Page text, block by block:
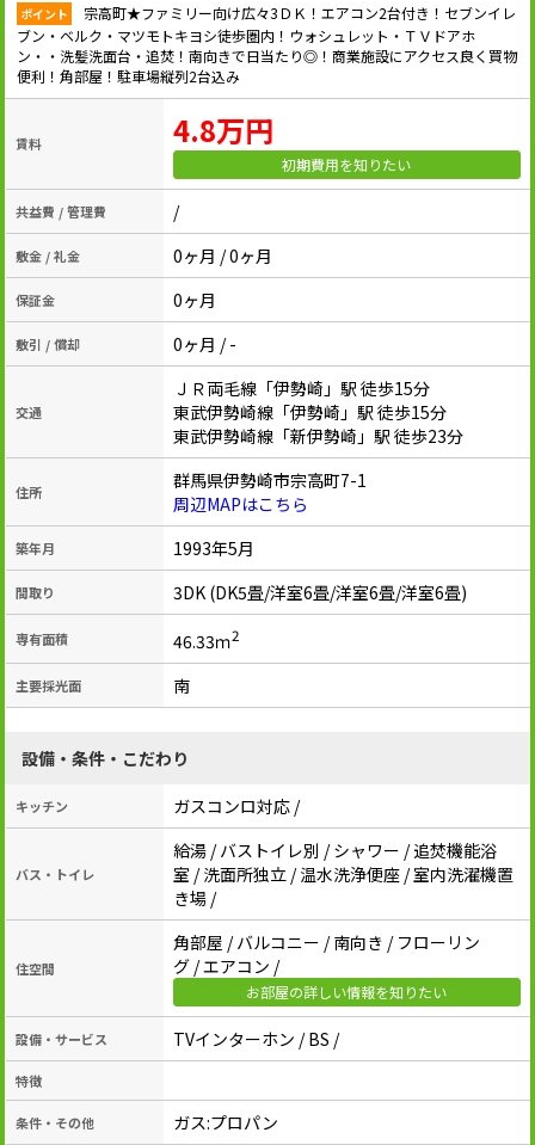
ポイント
宗高町★ファミリー向け広々3ＤＫ！エアコン2台付き！セブンイレ
ブン・ベルク・マツモトキヨシ徒歩圏内！ウォシュレット・ＴＶドアホ
ン・・洗髪洗面台・追焚！南向きで日当たり◎！商業施設にアクセス良く買物
便利！角部屋！駐車場縦列2台込み
賃料 4.8万円
初期費用を知りたい
共益費 / 管理費 /
敷金 / 礼金 0ヶ月 / 0ヶ月
保証金 0ヶ月
敷引 / 償却 0ヶ月 / -
交通
ＪＲ両毛線「伊勢崎」駅 徒歩15分
東武伊勢崎線「伊勢崎」駅 徒歩15分
東武伊勢崎線「新伊勢崎」駅 徒歩23分
住所
群馬県伊勢崎市宗高町7-1
周辺MAPはこちら
築年月 1993年5月
間取り 3DK (DK5畳/洋室6畳/洋室6畳/洋室6畳)
専有面積 46.33ｍ2
主要採光面 南
設備・条件・こだわり
キッチン ガスコンロ対応 /
バス・トイレ
給湯 / バストイレ別 / シャワー / 追焚機能浴
室 / 洗面所独立 / 温水洗浄便座 / 室内洗濯機置
き場 /
住空間
角部屋 / バルコニー / 南向き / フローリン
グ / エアコン /
お部屋の詳しい情報を知りたい
設備・サービス TVインターホン / BS /
特徴
条件・その他 ガス:プロパン